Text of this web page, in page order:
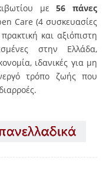
με56 πάνες
Care (4 συσκευασίες
και αξιόπιστη
στην Ελλάδα,
ιδανικές για μη
τρόπο ζωής που